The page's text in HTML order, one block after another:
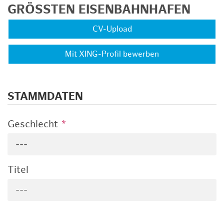
GRÖSSTEN EISENBAHNHAFEN
CV-Upload
Mit XING-Profil bewerben
STAMMDATEN
Geschlecht *
---
Titel
---